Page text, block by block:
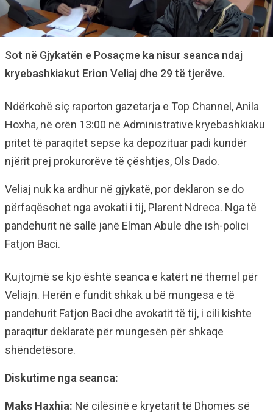
Sot në Gjykatën e Posaçme ka nisur seanca ndaj
kryebashkiakut Erion Veliaj dhe 29 të tjerëve.
Ndërkohë siç raporton gazetarja e Top Channel, Anila
Hoxha, në orën 13:00 në Administrative kryebashkiaku
pritet të paraqitet sepse ka depozituar padi kundër
njërit prej prokurorëve të çështjes, Ols Dado.
Veliaj nuk ka ardhur në gjykatë, por deklaron se do
përfaqësohet nga avokati i tij, Plarent Ndreca. Nga të
pandehurit në sallë janë Elman Abule dhe ish-polici
Fatjon Baci.
Kujtojmë se kjo është seanca e katërt në themel për
Veliajn. Herën e fundit shkak u bë mungesa e të
pandehurit Fatjon Baci dhe avokatit të tij, i cili kishte
paraqitur deklaratë për mungesën për shkaqe
shëndetësore.
Diskutime nga seanca:
Maks Haxhia: Në cilësinë e kryetarit të Dhomës së